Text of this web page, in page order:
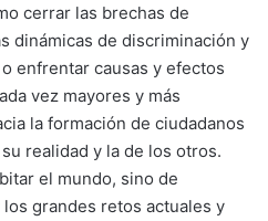
cerrar las brechas de
dinámicas de discriminación y
enfrentar causas y efectos
vez mayores y más
la formación de ciudadanos
realidad y la de los otros.
el mundo, sino de
grandes retos actuales y